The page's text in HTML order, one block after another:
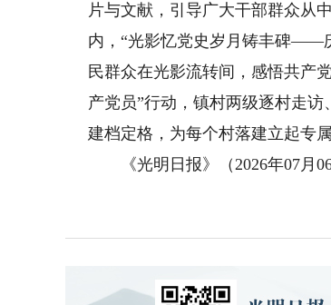
片与文献，引导广大干部群众从
内，“光影忆党史岁月铸丰碑——
民群众在光影流转间，感悟共产
产党员”行动，镇村两级逐村走访
建档定格，为每个村落建立起专
《光明日报》（2026年07月06